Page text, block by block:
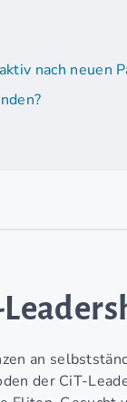
nach neuen
an
der CiT-